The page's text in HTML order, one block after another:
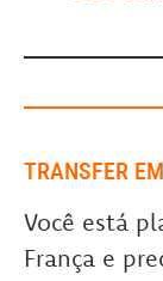
TRANSFER
Você está
França e